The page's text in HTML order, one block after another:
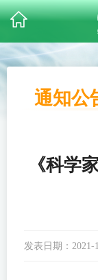
通知公
《科学
发表日期： 2021-